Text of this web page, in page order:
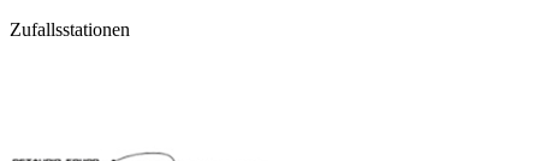
Zufallsstationen